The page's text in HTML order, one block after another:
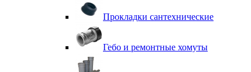
Прокладки сантехнические
Гебо и ремонтные хомуты